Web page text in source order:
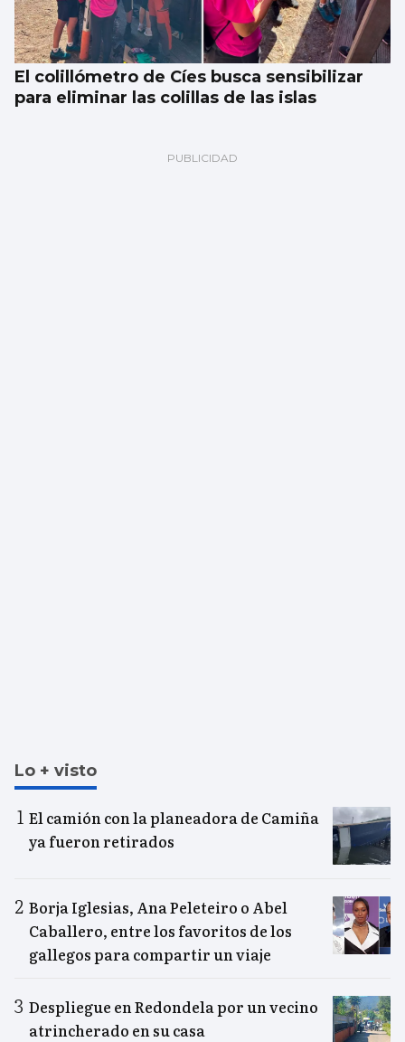
El colillómetro de Cíes busca sensibilizar
para eliminar las colillas de las islas
Lo + visto
El camión con la planeadora de Camiña
ya fueron retirados
Borja Iglesias, Ana Peleteiro o Abel
Caballero, entre los favoritos de los
gallegos para compartir un viaje
Despliegue en Redondela por un vecino
atrincherado en su casa